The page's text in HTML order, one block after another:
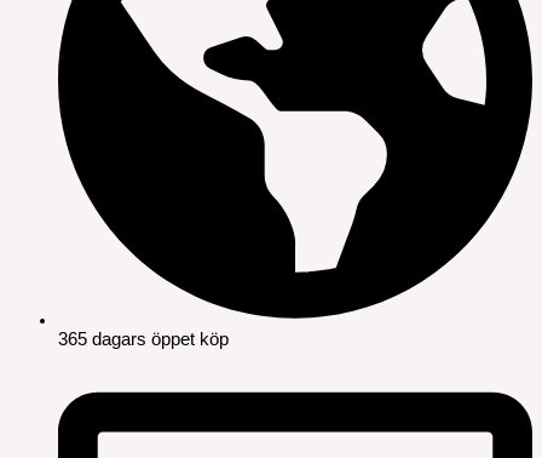
365 dagars öppet köp